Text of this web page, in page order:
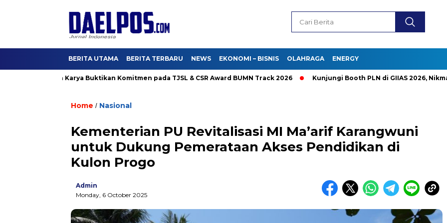
BERITA UTAMA BERITA TERBARU NEWS EKONOMI – BISNIS OLAHRAGA ENERGY
Hutama Karya Buktikan Komitmen pada TJSL & CSR Award BUMN Track 2026 Kunjungi Booth PLN di GIIAS 2026, Nikmati
Home / Nasional
Kementerian PU Revitalisasi MI Ma’arif Karangwuni
untuk Dukung Pemerataan Akses Pendidikan di
Kulon Progo
Admin
Monday, 6 October 2025